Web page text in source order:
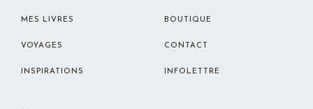
MES LIVRES
VOYAGES
INSPIRATIONS
BOUTIQUE
CONTACT
INFOLETTRE